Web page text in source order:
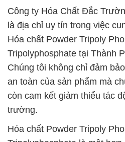
Công ty Hóa Chất Đắc
là địa chỉ uy tín trong việc
Hóa chất Powder Tripoly
Tripolyphosphate tại Thành
Chúng tôi không chỉ đảm
an toàn của sản phẩm mà
còn cam kết giảm thiểu tác
trường.
Hóa chất Powder Tripoly